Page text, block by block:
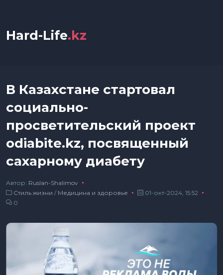
Hard-Life.kz
В Казахстане стартовал
социально-
просветительский проект
odiabite.kz, посвященный
сахарному диабету
Автор: Ruslan-Shalimov
Стиль жизни / Медицина и здоровье
01-окт-2024, 15:52
0